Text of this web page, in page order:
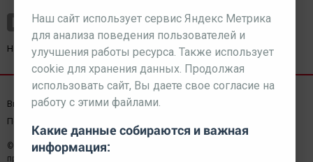
Наш партнерkurorty-sochi.ru
Выходные данные СМИ Реклама
Пользовательское соглашение
© 2026 МЕДИАЗАВОД — Сайт может содержать контент,
предназначенный для лиц 18+
Наш сайт использует сервис Яндекс Метрика
для анализа поведения пользователей и
улучшения работы ресурса. Также использует
cookie для хранения данных. Продолжая
использовать сайт, Вы даете свое согласие на
работу с этими файлами.
Какие данные собираются и важная
информация: